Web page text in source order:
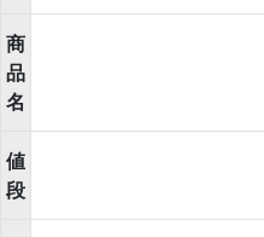
商
品
名
値
段